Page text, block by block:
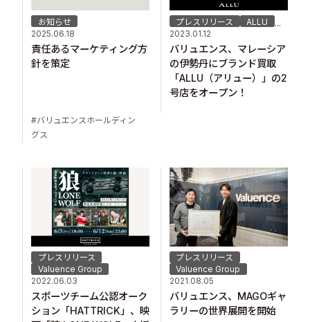
お知らせ
2025.06.18
責任あるマーケティング方
針を策定
バリュエンスホールディン
グス
プレスリリース ALLU
...
2023.01.12
バリュエンス、マレーシア
の伊勢丹にブランド買取
「ALLU（アリュー）」の2
号店をオープン！
プレスリリース
Valuence Group
2022.06.03
スポーツチーム公認オーク
ション「HATTRICK」、映
プレスリリース
Valuence Group
2021.08.05
バリュエンス、MAGOギャ
ラリーの世界展開を開始